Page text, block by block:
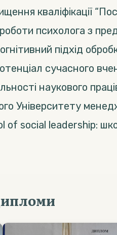
кваліфікації
психолога з
підхід
сучасного
наукового
Університету
of social leadership: